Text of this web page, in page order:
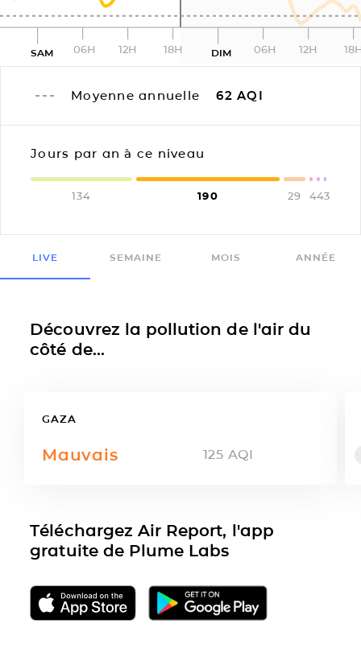
SAM 06H 12H 18H DIM 06H 12H
Moyenne annuelle 62 AQI
Jours par an à ce niveau
134 190 29 443
LIVE SEMAINE MOIS ANNÉE
Découvrez la pollution de l'air du
côté de...
GAZA
Mauvais 125 AQI
Téléchargez Air Report, l'app
gratuite de Plume Labs